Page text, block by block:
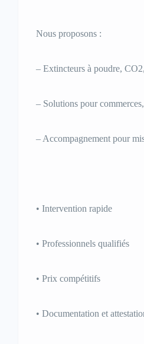
Nous proposons :
– Extincteurs à poudre,
– Solutions pour
– Accompagnement pour
• Intervention rapide
• Professionnels qualifiés
• Prix compétitifs
• Documentation et